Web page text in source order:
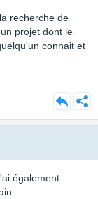
recherche de
projet dont le
connait et
également